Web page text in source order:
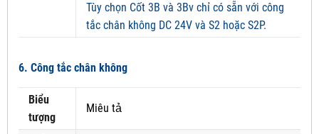
Tùy chọn Cốt 3B và 3Bv chỉ có sẵn với công
tắc chân không DC 24V và S2 hoặc S2P.
6. Công tắc chân không
Biểu
tượng
Miêu tả